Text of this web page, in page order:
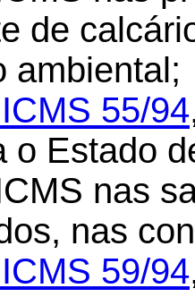
de
ambiental;
55/94
o Estado
nas
nas
59/94